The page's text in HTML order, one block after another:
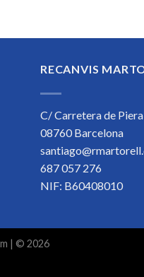
RECANVIS
C/ Carretera de
08760 Barcelona
687 057 276
NIF: B60408010
| © 2026